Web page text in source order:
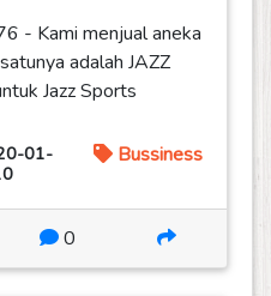
- Kami menjual aneka
adalah JAZZ
Jazz Sports
01-
Bussiness
0